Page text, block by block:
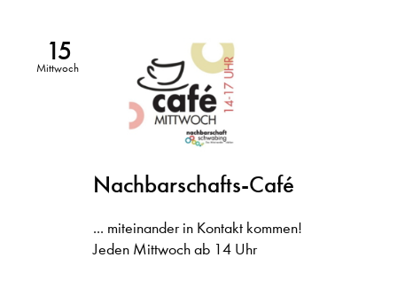
15
Mittwoch
Nachbarschafts-Café
... miteinander in Kontakt kommen!
Jeden Mittwoch ab 14 Uhr